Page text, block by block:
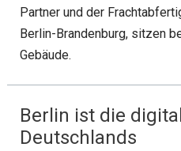
Partner und der
Berlin-Brandenburg, sitzen
Gebäude.
Berlin ist die
Deutschlands